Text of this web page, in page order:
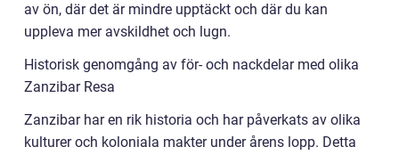
av ön, där det är mindre upptäckt och där du kan
uppleva mer avskildhet och lugn.
Historisk genomgång av för- och nackdelar med olika
Zanzibar Resa
Zanzibar har en rik historia och har påverkats av olika
kulturer och koloniala makter under årens lopp. Detta